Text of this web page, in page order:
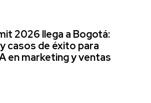
2026 llega a Bogotá:
casos de éxito para
en marketing y ventas